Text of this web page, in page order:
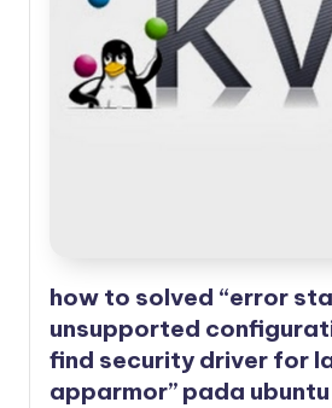
how to solved “error
unsupported
find security driver for
apparmor” pada ubuntu